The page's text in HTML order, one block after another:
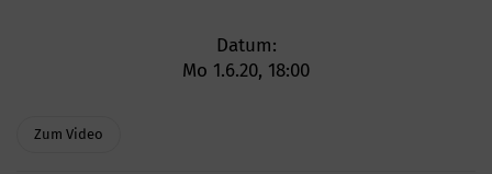
Datum:
Mo 1.6.20, 18:00
Zum Video